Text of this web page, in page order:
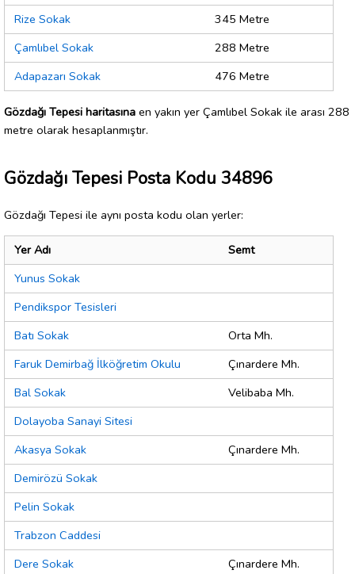
Rize Sokak
345 Metre
Çamlıbel Sokak
288 Metre
Adapazarı Sokak
476 Metre
Gözdağı Tepesi haritasına en yakın yer Çamlıbel Sokak ile arası 288
metre olarak hesaplanmıştır.
Gözdağı Tepesi Posta Kodu 34896
Gözdağı Tepesi ile aynı posta kodu olan yerler:
Yer Adı
Semt
Yunus Sokak
Pendikspor Tesisleri
Batı Sokak
Orta Mh.
Faruk Demirbağ İlköğretim Okulu
Çınardere Mh.
Bal Sokak
Velibaba Mh.
Dolayoba Sanayi Sitesi
Akasya Sokak
Çınardere Mh.
Demirözü Sokak
Pelin Sokak
Trabzon Caddesi
Dere Sokak
Çınardere Mh.